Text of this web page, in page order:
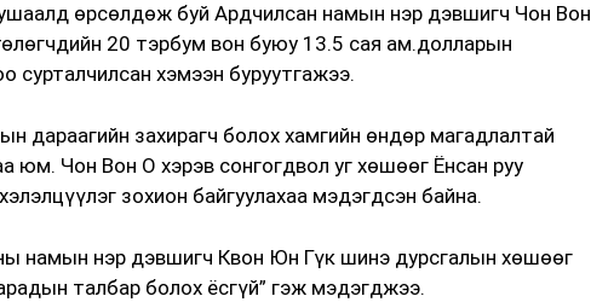
өрсөлдөж буй Ардчилсан намын нэр дэвшигч Чон Вон
20 тэрбум вон буюу 13.5 сая ам.долларын
сурталчилсан хэмээн буруутгажээ.
дараагийн захирагч болох хамгийн өндөр магадлалтай
юм. Чон Вон О хэрэв сонгогдвол уг хөшөөг Ёнсан руу
зохион байгуулахаа мэдэгдсэн байна.
намын нэр дэвшигч Квон Юн Гүк шинэ дурсгалын хөшөөг
талбар болох ёсгүй” гэж мэдэгджээ.